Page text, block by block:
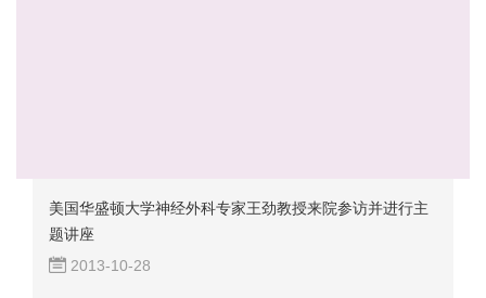
美国华盛顿大学神经外科专家王劲教授来院参访并进行主
题讲座
2013-10-28